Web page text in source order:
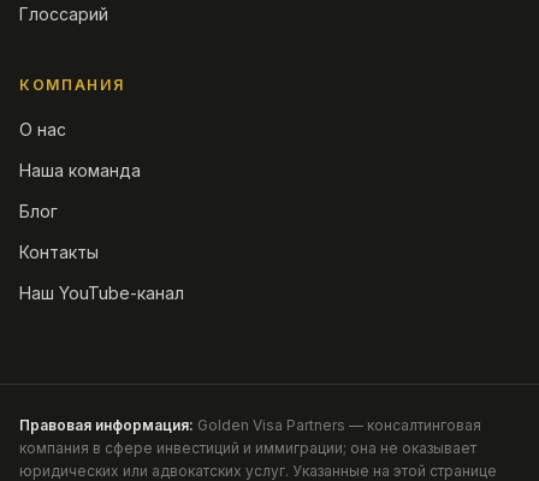
Глоссарий
КОМПАНИЯ
О нас
Наша команда
Блог
Контакты
Наш YouTube-канал
Правовая информация: Golden Visa Partners — консалтинговая
компания в сфере инвестиций и иммиграции; она не оказывает
юридических или адвокатских услуг. Указанные на этой странице